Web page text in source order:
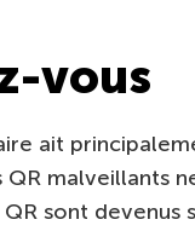
vous
ait
malveillants
sont devenus